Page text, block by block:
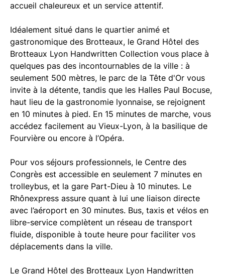
accueil chaleureux et un service attentif.
Idéalement situé dans le quartier animé et
gastronomique des Brotteaux, le Grand Hôtel des
Brotteaux Lyon Handwritten Collection vous place à
quelques pas des incontournables de la ville : à
seulement 500 mètres, le parc de la Tête d'Or vous
invite à la détente, tandis que les Halles Paul Bocuse,
haut lieu de la gastronomie lyonnaise, se rejoignent
en 10 minutes à pied. En 15 minutes de marche, vous
accédez facilement au Vieux-Lyon, à la basilique de
Fourvière ou encore à l’Opéra.
Pour vos séjours professionnels, le Centre des
Congrès est accessible en seulement 7 minutes en
trolleybus, et la gare Part-Dieu à 10 minutes. Le
Rhônexpress assure quant à lui une liaison directe
avec l’aéroport en 30 minutes. Bus, taxis et vélos en
libre-service complètent un réseau de transport
fluide, disponible à toute heure pour faciliter vos
déplacements dans la ville.
Le Grand Hôtel des Brotteaux Lyon Handwritten